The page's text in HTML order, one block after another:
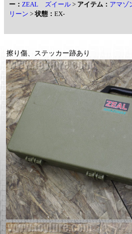
ー： ZEAL ズイール > アイテム： アマゾ
リーン >状態： EX-
擦り傷、ステッカー跡あり